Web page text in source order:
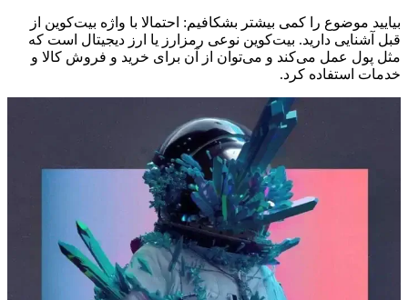
بیایید موضوع را کمی بیشتر بشکافیم: احتمالا با واژه بیت‌کوین از
قبل آشنایی دارید. بیت‌کوین نوعی رمز‌ارز یا ارز دیجیتال است که
مثل پول عمل می‌کند و می‌توان از آن برای خرید و فروش کالا و
خدمات استفاده کرد.